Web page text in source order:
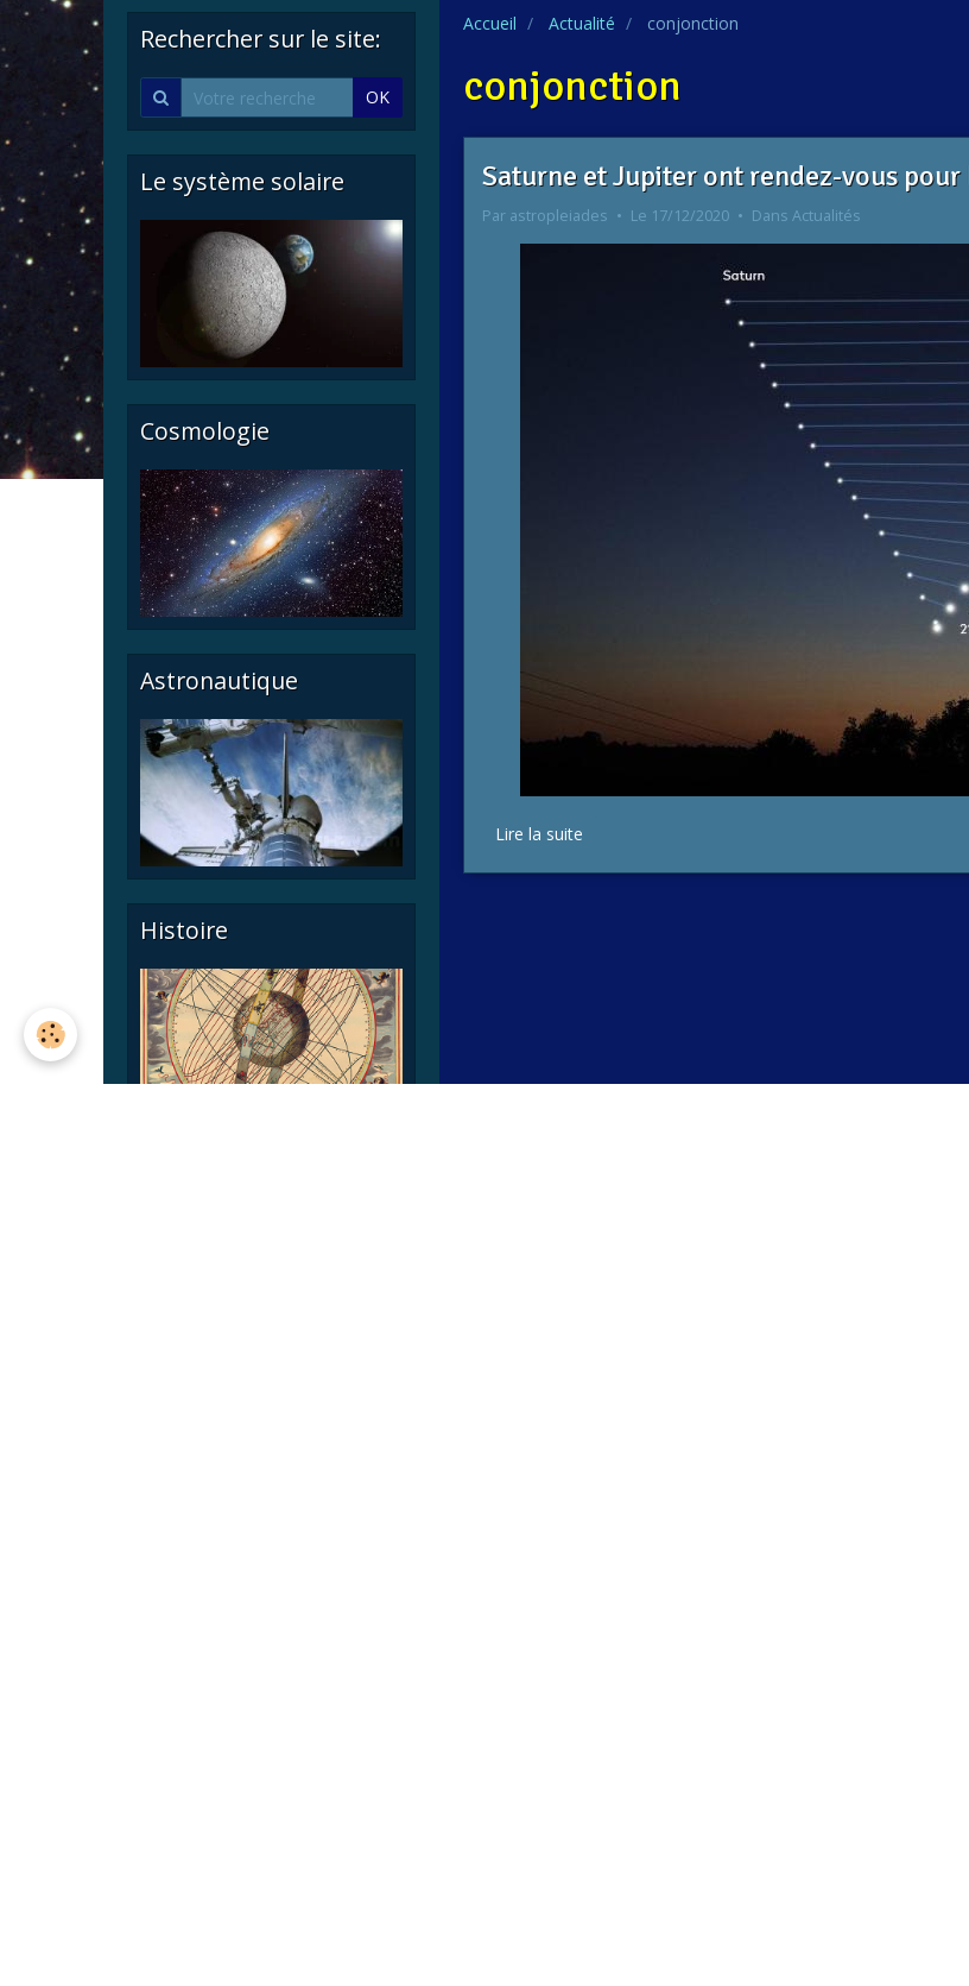
Accueil Actualité conjonction
conjonction
Saturne et Jupiter ont rendez-vous
Par astropleiades Le 17/12/2020 Dans Actualités
Lire la suite
Rechercher sur le site:
OK
Le système solaire
Cosmologie
Astronautique
Histoire